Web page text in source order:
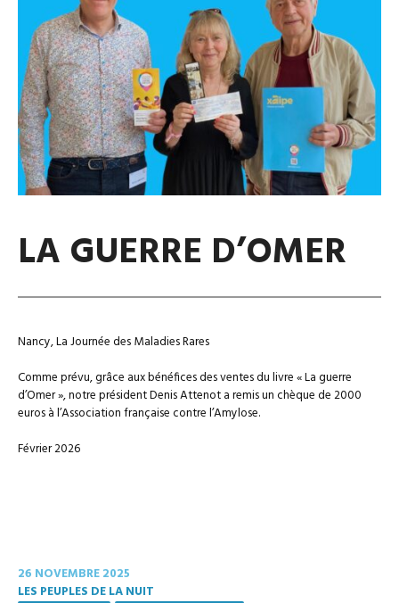
LA GUERRE D’OMER
Nancy, La Journée des Maladies Rares
Comme prévu, grâce aux bénéfices des ventes du livre « La guerre
d’Omer », notre président Denis Attenot a remis un chèque de 2000
euros à l’Association française contre l’Amylose.
Février 2026
26 NOVEMBRE 2025
LES PEUPLES DE LA NUIT